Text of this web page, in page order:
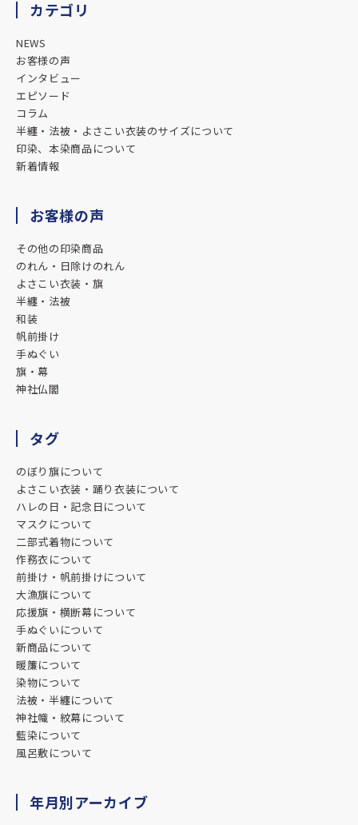
★★★★★
2026.01.05
とても親切で分かりやすい説明でとてもいいお店です。
★★★★★
2025.11.25
対応も素晴らしく満足のいく法被ができました。
暖簾や横断幕などもやっているそうなのでまたお願いしよう
★★★★★
2025.09.19
今回はありがとうございました。
想像以上の完成度に驚きました！
また機会があればよろしくお願いします。
★★★★★
2025.06.03
迫力、仕上がりの良さで皆大満足です♪
★★★★★
2025.05.30
飲食店を営んでおり、このたび店の顔となる暖簾の制作をお
願いしました。
担当のイケダさんには、終始丁寧かつ温かなご対応をいただ
き、心より感謝しております。
こちらの想いや使う環境に寄り添ったご提案をいただきなが
ら、仕上がりの質はもちろん、やり取りの中でも「誠実なも
のづくり」の姿勢が伝わってきました。
納品後、店先に新しい暖簾をかけた瞬間、空間の空気がピリ
ッと引き締まりました。日々暖簾をくぐってくださるお客様
の反応を見て、「お願いして本当に良かった」と実感してい
ます。
カテゴリ
NEWS
お客様の声
インタビュー
エピソード
コラム
半纏・法被・よさこい衣装のサイズについて
印染、本染商品について
新着情報
お客様の声
その他の印染商品
のれん・日除けのれん
よさこい衣装・旗
半纏・法被
和装
帆前掛け
手ぬぐい
旗・幕
神社仏閣
タグ
のぼり旗について
よさこい衣装・踊り衣装について
ハレの日・記念日について
マスクについて
二部式着物について
作務衣について
前掛け・帆前掛けについて
大漁旗について
応援旗・横断幕について
手ぬぐいについて
新商品について
暖簾について
染物について
法被・半纏について
神社幟・紋幕について
藍染について
風呂敷について
年月別アーカイブ